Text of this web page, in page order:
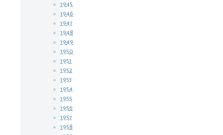
1945
1946
1947
1948
1949
1950
1951
1952
1953
1954
1955
1956
1957
1958